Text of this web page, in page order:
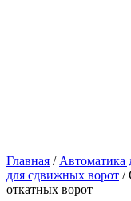
Главная / Автоматика
для сдвижных ворот /
откатных ворот